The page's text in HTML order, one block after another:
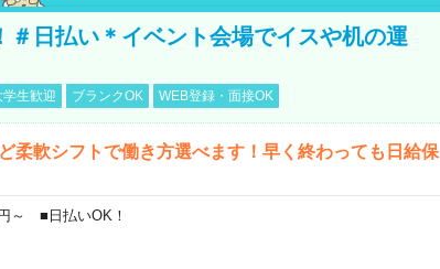
＃日払い＊イベント会場でイスや机の運
学生歓迎 ブランクOK WEB登録・面接OK
柔軟シフトで働き方選べます！早く終わっても日給保
～ ■日払いOK！